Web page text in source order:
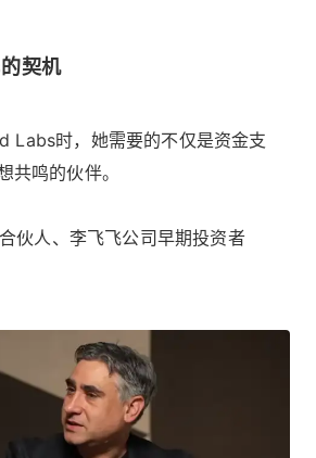
契机
Labs时，她需要的不仅是资金支
共鸣的伙伴。
伙人、李飞飞公司早期投资者